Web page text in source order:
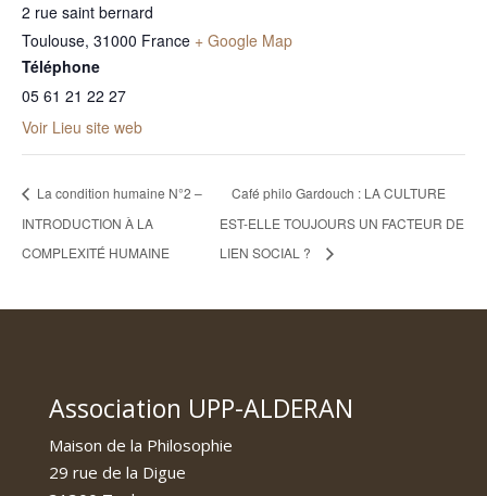
2 rue saint bernard
Toulouse, 31000 France + Google Map
Téléphone
05 61 21 22 27
Voir Lieu site web
La condition humaine N°2 –
INTRODUCTION À LA
COMPLEXITÉ HUMAINE
Café philo Gardouch : LA CULTURE
EST-ELLE TOUJOURS UN FACTEUR DE
LIEN SOCIAL ?
Association UPP-ALDERAN
Maison de la Philosophie
29 rue de la Digue